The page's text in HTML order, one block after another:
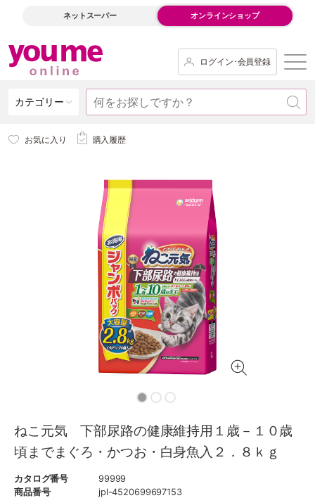
ネットスーパー オンラインショップ
ログイン･会員登録
カテゴリー
お気に入り 購入履歴
ねこ元気 下部尿路の健康維持用１歳－１０歳
頃までまぐろ・かつお・白身魚入２．８ｋｇ
カタログ番号
99999
商品番号
jpl-4520699697153